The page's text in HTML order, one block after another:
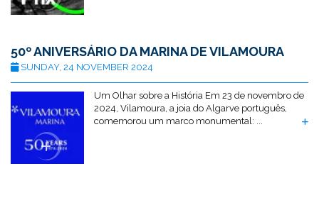
50º ANIVERSÁRIO DA MARINA DE VILAMOURA
SUNDAY, 24 NOVEMBER 2024
Um Olhar sobre a História Em 23 de novembro de
2024, Vilamoura, a joia do Algarve português,
comemorou um marco monumental: ...